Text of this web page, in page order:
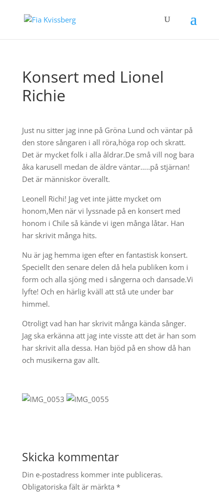
Konsert med Lionel
Richie
Just nu sitter jag inne på Gröna Lund och väntar på
den store sångaren i all röra,höga rop och skratt.
Det är mycket folk i alla åldrar.De små vill nog bara
åka karusell medan de äldre väntar…..på stjärnan!
Det är människor överallt.
Leonell Richi! Jag vet inte jätte mycket om
honom,Men när vi lyssnade på en konsert med
honom i Chile så kände vi igen många låtar. Han
har skrivit många hits.
Nu är jag hemma igen efter en fantastisk konsert.
Speciellt den senare delen då hela publiken kom i
form och alla sjöng med i sångerna och dansade.Vi
lyfte! Och en härlig kväll att stå ute under bar
himmel.
Otroligt vad han har skrivit många kända sånger.
Jag ska erkänna att jag inte visste att det är han som
har skrivit alla dessa. Han bjöd på en show då han
och musikerna gav allt.
Skicka kommentar
Din e-postadress kommer inte publiceras.
Obligatoriska fält är märkta *